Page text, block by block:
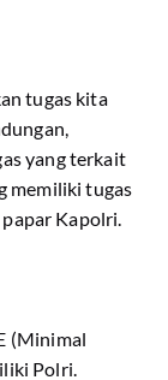
tugas kita
yang terkait
memiliki tugas
Kapolri.
(Minimal
Polri.